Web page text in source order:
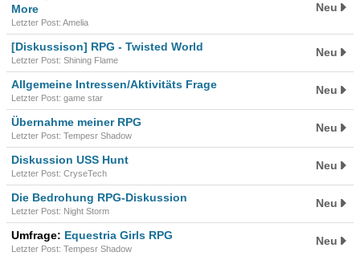
More
Letzter Post: Amelia
Neu
[Diskussison] RPG - Twisted World
Letzter Post: Shining Flame
Neu
Allgemeine Intressen/Aktivitäts Frage
Letzter Post: game star
Neu
Übernahme meiner RPG
Letzter Post: Tempesr Shadow
Neu
Diskussion USS Hunt
Letzter Post: CryseTech
Neu
Die Bedrohung RPG-Diskussion
Letzter Post: Night Storm
Neu
Umfrage: Equestria Girls RPG
Letzter Post: Tempesr Shadow
Neu